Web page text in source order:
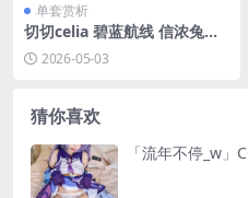
单套赏析
切切celia 碧蓝航线 信浓兔女
郎自拍[16P-3V-74.8M]
2026-05-03
猜你喜欢
「流年不停_w